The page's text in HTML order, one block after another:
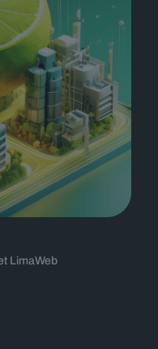
LimaWeb